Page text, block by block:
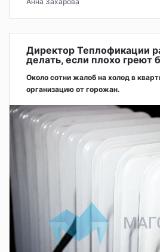
Директор Теплофикации
делать, если плохо греют
Около сотни жалоб на холод в
организацию от горожан.